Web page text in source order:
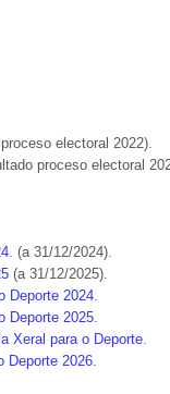
electoral 2022).
proceso electoral
. (a 31/12/2024).
(a 31/12/2025).
Deporte 2024.
Deporte 2025.
Xeral para o Deporte.
Deporte 2026.